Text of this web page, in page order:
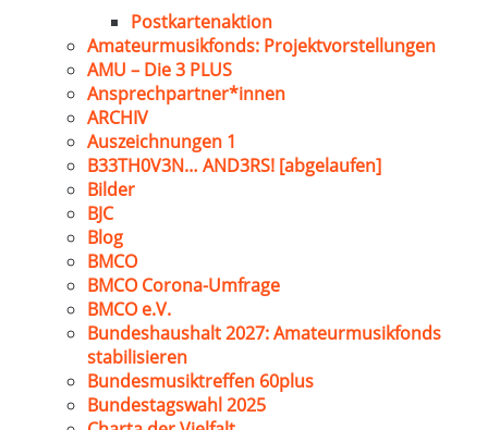
Postkartenaktion
Amateurmusikfonds: Projektvorstellungen
AMU – Die 3 PLUS
Ansprechpartner*innen
ARCHIV
Auszeichnungen 1
B33TH0V3N… AND3RS! [abgelaufen]
Bilder
BJC
Blog
BMCO
BMCO Corona-Umfrage
BMCO e.V.
Bundeshaushalt 2027: Amateurmusikfonds
stabilisieren
Bundesmusiktreffen 60plus
Bundestagswahl 2025